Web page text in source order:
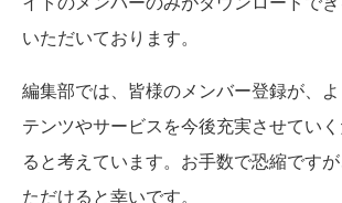
いただいております。
編集部では、皆様のメンバー登録が、
テンツやサービスを今後充実させてい
ると考えています。お手数で恐縮です
ただけると幸いです。